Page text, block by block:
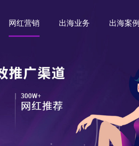
网红营销 出海业务 出海案例